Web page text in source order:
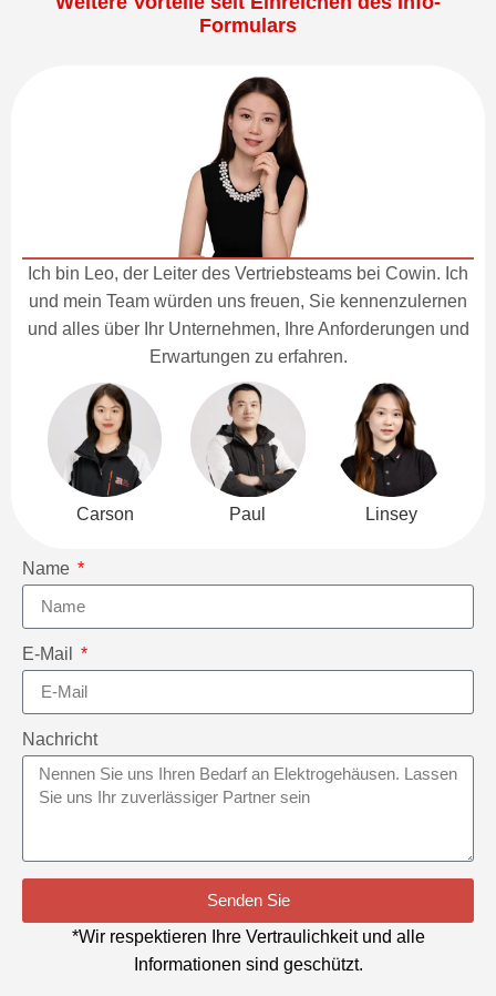
Formulars
Ich bin Leo, der Leiter des Vertriebsteams bei Cowin. Ich
und mein Team würden uns freuen, Sie kennenzulernen
und alles über Ihr Unternehmen, Ihre Anforderungen und
Erwartungen zu erfahren.
Carson Paul Linsey
Name
E-Mail
Nachricht
Senden Sie
*Wir respektieren Ihre Vertraulichkeit und alle
Informationen sind geschützt.